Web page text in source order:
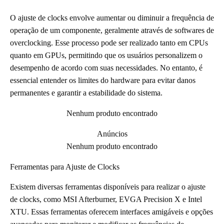
O ajuste de clocks envolve aumentar ou diminuir a frequência de
operação de um componente, geralmente através de softwares de
overclocking. Esse processo pode ser realizado tanto em CPUs
quanto em GPUs, permitindo que os usuários personalizem o
desempenho de acordo com suas necessidades. No entanto, é
essencial entender os limites do hardware para evitar danos
permanentes e garantir a estabilidade do sistema.
Nenhum produto encontrado
Anúncios
Nenhum produto encontrado
Ferramentas para Ajuste de Clocks
Existem diversas ferramentas disponíveis para realizar o ajuste
de clocks, como MSI Afterburner, EVGA Precision X e Intel
XTU. Essas ferramentas oferecem interfaces amigáveis e opções